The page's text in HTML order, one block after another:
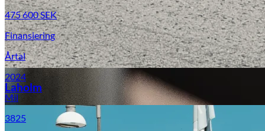
Laholm
475 600SEK
Finansiering
Årtal
2024
Mil
3825